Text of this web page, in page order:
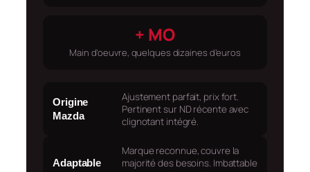
+ MO
Main d’oeuvre, quelques dizaines d’euros
Origine
Mazda
Ajustement parfait, prix fort.
Pertinent sur ND récente avec
clignotant intégré.
Adaptable
Marque reconnue, couvre la
majorité des besoins. Imbattable